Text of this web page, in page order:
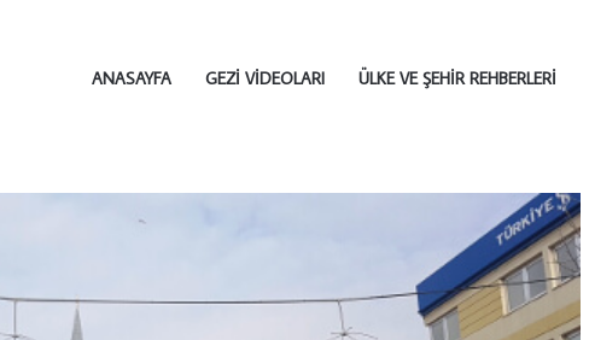
ANASAYFA GEZI VIDEOLARI ÜLKE VE ŞEHIR REHBERLERI